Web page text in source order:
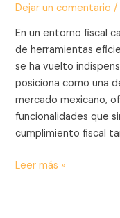
Dejar un comentario
En un entorno fiscal
de herramientas
se ha vuelto
posiciona como una
mercado mexicano,
funcionalidades que
cumplimiento fiscal
esenciales
para
2024
Leer más »